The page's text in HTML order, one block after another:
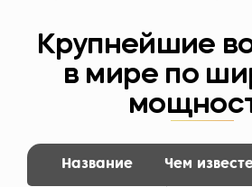
Крупнейшие
в мире по
Название Чем